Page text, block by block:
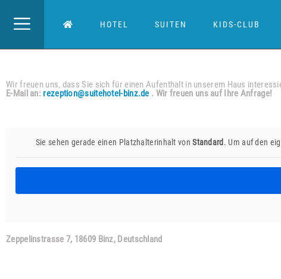
HOTEL SUITEN KIDS-CLUB
Wir freuen uns, dass Sie sich für einen Aufenthalt in unserem Haus
E-Mail an: rezeption@suitehotel-binz.de . Wir freuen uns auf Ihre Anfrage!
Sie sehen gerade einen Platzhalterinhalt vonStandard . Um auf den
Zeppelinstrasse 7, 18609 Binz, Deutschland